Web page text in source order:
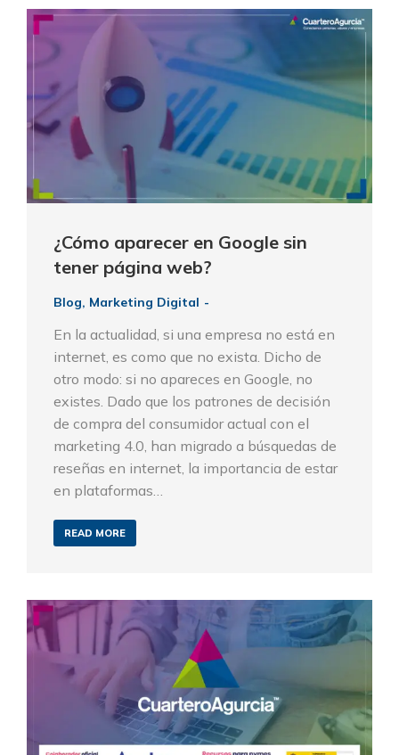
¿Cómo aparecer en Google sin
tener página web?
Blog, Marketing Digital
En la actualidad, si una empresa no está en
internet, es como que no exista. Dicho de
otro modo: si no apareces en Google, no
existes. Dado que los patrones de decisión
de compra del consumidor actual con el
marketing 4.0, han migrado a búsquedas de
reseñas en internet, la importancia de estar
en plataformas…
READ MORE